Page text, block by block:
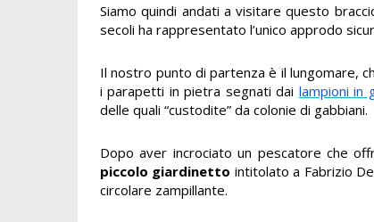
Siamo quindi andati a visitare questo
secoli ha rappresentato l’unico approdo
Il nostro punto di partenza è il lungomare,
i parapetti in pietra segnati dai lampioni in
delle quali “custodite” da colonie di gabbiani.
Dopo aver incrociato un pescatore che
piccolo giardinetto intitolato a Fabrizio
circolare zampillante.